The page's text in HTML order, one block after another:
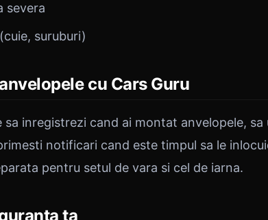
severa
suruburi)
cu Cars Guru
sa inregistrezi cand ai montat anvelopele,
notificari cand este timpul sa le
pentru setul de vara si cel de iarna.
ta